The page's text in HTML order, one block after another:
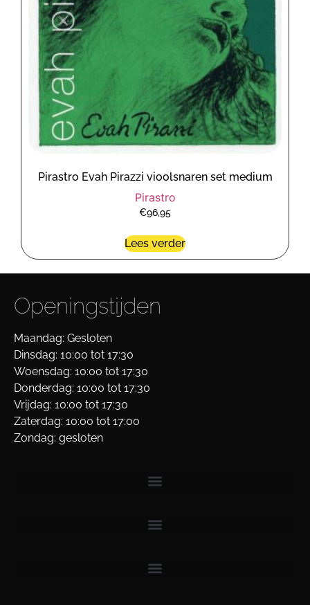
Pirastro Evah Pirazzi vioolsnaren set medium
Pirastro
€96,95
Lees verder
Openingstijden
Maandag: Gesloten
Dinsdag: 10:00 tot 17:30
Woensdag: 10:00 tot 17:30
Donderdag: 10:00 tot 17:30
Vrijdag: 10:00 tot 17:30
Zaterdag: 10:00 tot 17:00
Zondag: gesloten